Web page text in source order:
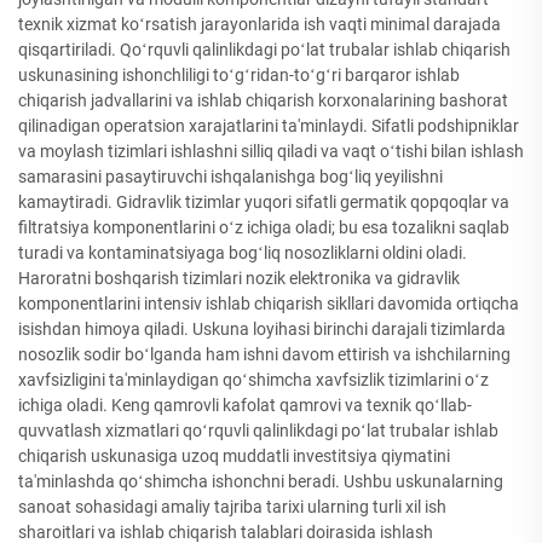
texnik xizmat koʻrsatish jarayonlarida ish vaqti minimal darajada
qisqartiriladi. Qoʻrquvli qalinlikdagi poʻlat trubalar ishlab chiqarish
uskunasining ishonchliligi toʻgʻridan-toʻgʻri barqaror ishlab
chiqarish jadvallarini va ishlab chiqarish korxonalarining bashorat
qilinadigan operatsion xarajatlarini ta'minlaydi. Sifatli podshipniklar
va moylash tizimlari ishlashni silliq qiladi va vaqt oʻtishi bilan ishlash
samarasini pasaytiruvchi ishqalanishga bogʻliq yeyilishni
kamaytiradi. Gidravlik tizimlar yuqori sifatli germatik qopqoqlar va
filtratsiya komponentlarini oʻz ichiga oladi; bu esa tozalikni saqlab
turadi va kontaminatsiyaga bogʻliq nosozliklarni oldini oladi.
Haroratni boshqarish tizimlari nozik elektronika va gidravlik
komponentlarini intensiv ishlab chiqarish sikllari davomida ortiqcha
isishdan himoya qiladi. Uskuna loyihasi birinchi darajali tizimlarda
nosozlik sodir boʻlganda ham ishni davom ettirish va ishchilarning
xavfsizligini ta'minlaydigan qoʻshimcha xavfsizlik tizimlarini oʻz
ichiga oladi. Keng qamrovli kafolat qamrovi va texnik qoʻllab-
quvvatlash xizmatlari qoʻrquvli qalinlikdagi poʻlat trubalar ishlab
chiqarish uskunasiga uzoq muddatli investitsiya qiymatini
ta'minlashda qoʻshimcha ishonchni beradi. Ushbu uskunalarning
sanoat sohasidagi amaliy tajriba tarixi ularning turli xil ish
sharoitlari va ishlab chiqarish talablari doirasida ishlash